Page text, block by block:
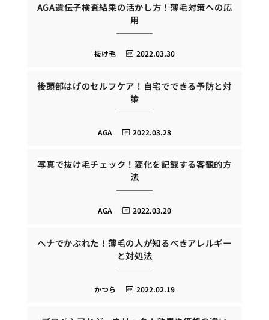
AGA遺伝子検査結果の活かし方！薄毛対策への応
用
2022.03.30
抜け毛
後頭部はげのセルフケア！自宅でできる予防と対
策
2022.03.28
AGA
写真で抜け毛チェック！変化を記録する客観的方
法
2022.03.20
AGA
ヘナでかぶれた！薄毛の人が知るべきアレルギー
と対処法
2022.02.19
かつら